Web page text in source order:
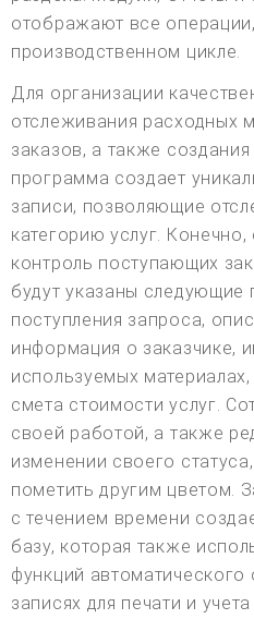
отображают все
производственном цикле.
Для организации
отслеживания расходных
заказов, а также
программа создает
записи, позволяющие
категорию услуг.
контроль поступающих
будут указаны следующие
поступления запроса,
информация о заказчике,
используемых
смета стоимости услуг.
своей работой, а также
изменении своего
пометить другим цветом.
с течением времени
базу, которая также
функций
записях для печати и